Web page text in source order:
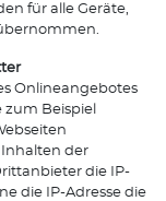
für alle Geräte,
Onlineangebotes
Beispiel
der
die IP-
die IP-Adresse die